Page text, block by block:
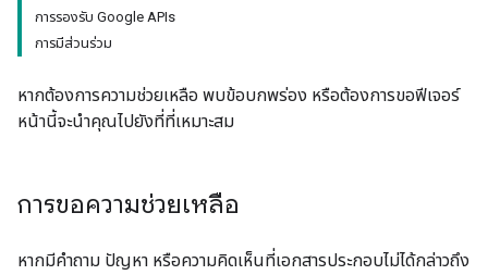
การรองรับ Google APIs
การมีส่วนร่วม
หากต้องการความช่วยเหลือ พบข้อบกพร่อง หรือต้องการขอฟีเจอร์
หน้านี้จะนําคุณไปยังที่ที่เหมาะสม
การขอความช่วยเหลือ
หากมีคำถาม ปัญหา หรือความคิดเห็นที่เอกสารประกอบไม่ได้กล่าวถึง